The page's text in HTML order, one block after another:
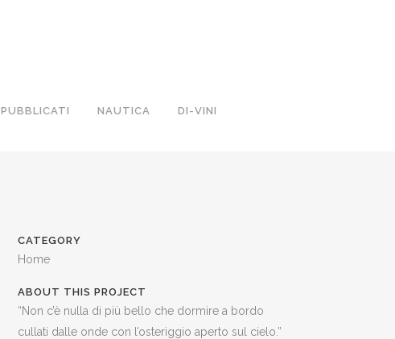
PUBBLICATI NAUTICA DI-VINI
CATEGORY
Home
ABOUT THIS PROJECT
“Non c’è nulla di più bello che dormire a bordo
cullati dalle onde con l’osteriggio aperto sul cielo.”